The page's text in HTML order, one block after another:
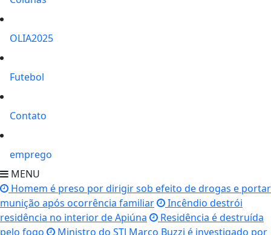
OLIA2025
Futebol
Contato
emprego
MENU
Homem é preso por dirigir sob efeito de drogas e portar
munição após ocorrência familiar
Incêndio destrói
residência no interior de Apiúna
Residência é destruída
pelo fogo
Ministro do STJ Marco Buzzi é investigado por